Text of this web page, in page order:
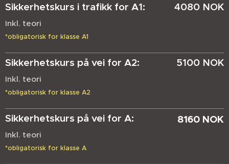
Sikkerhetskurs i trafikk for A1:
Inkl. teori
*obligatorisk for klasse A1
4080 NOK
Sikkerhetskurs på vei for A2:
Inkl. teori
*obligatorisk for klasse A2
5100 NOK
Sikkerhetskurs på vei for A:
Inkl. teori
*obligatorisk for klasse A
8160 NOK